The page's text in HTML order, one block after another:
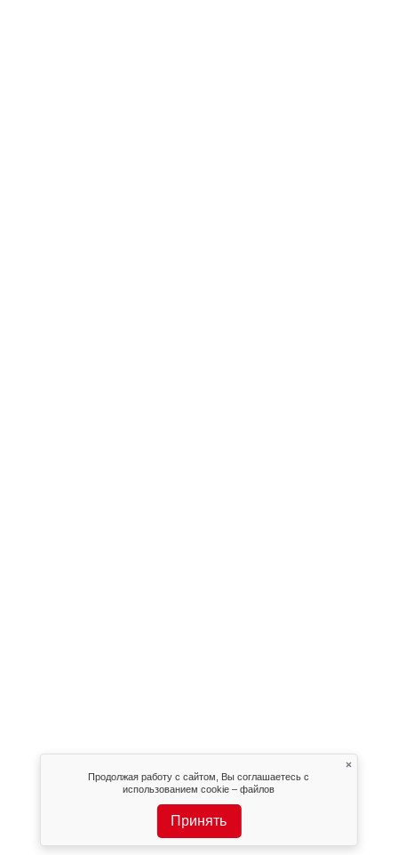
Продолжая работу с сайтом, Вы соглашаетесь с
использованием cookie – файлов
Принять
×